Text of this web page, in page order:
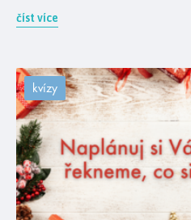
číst více
kvízy